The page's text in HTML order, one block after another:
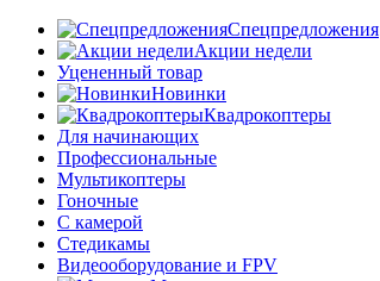
Спецпредложения
Акции недели
Уцененный товар
Новинки
Квадрокоптеры
Для начинающих
Профессиональные
Мультикоптеры
Гоночные
C камерой
Стедикамы
Видеооборудование и FPV